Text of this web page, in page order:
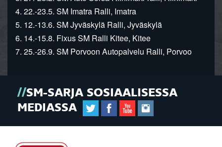
4. 22.-23.5. SM Imatra Ralli, Imatra
5. 12.-13.6. SM Jyväskylä Ralli, Jyväskylä
6. 14.-15.8. Fixus SM Ralli Kitee, Kitee
7. 25.-26.9. SM Porvoon Autopalvelu Ralli, Porvoo
SM-SARJA SOSIAALISESSA
MEDIASSA